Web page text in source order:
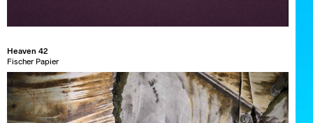
Heaven 42
Fischer Papier